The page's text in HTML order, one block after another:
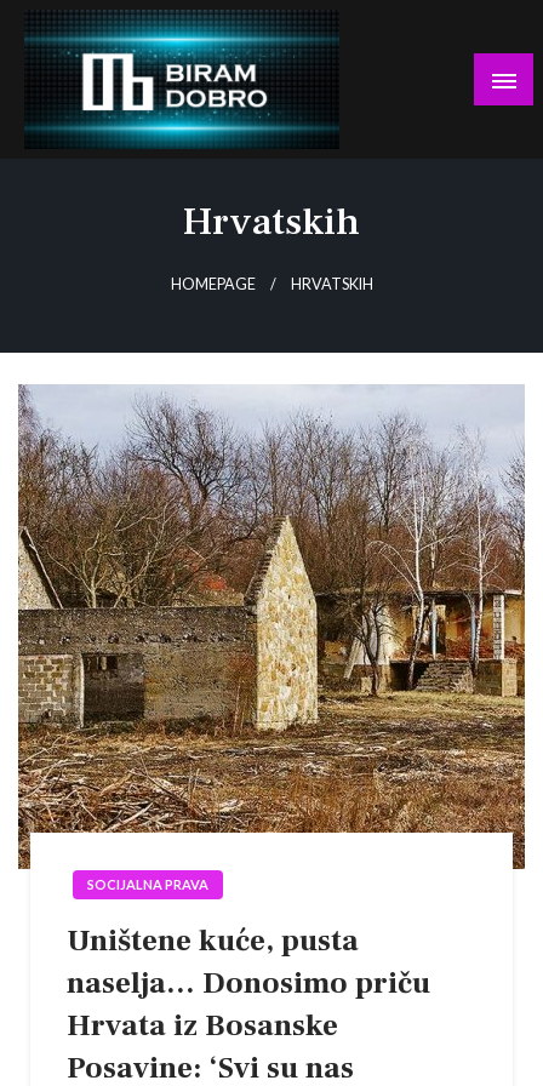
Skip
content
Hrvatskih
HOMEPAGE HRVATSKIH
SOCIJALNA PRAVA
Uništene kuće, pusta
naselja… Donosimo priču
Hrvata iz Bosanske
Posavine: ‘Svi su nas